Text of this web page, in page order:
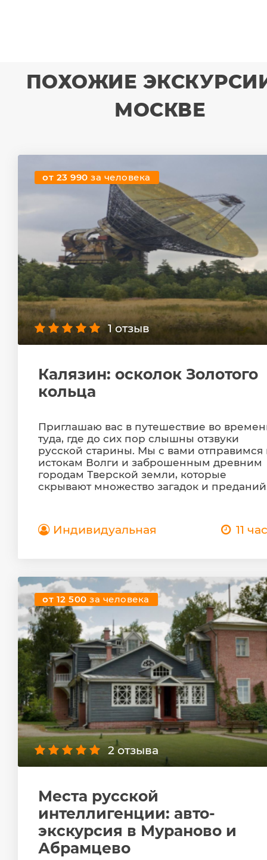
ПОХОЖИЕ
МОСКВЕ
от 23 990за человека
1 отзыв
Калязин: осколок Золотого
кольца
Приглашаю вас в путешествие во
туда, где до сих пор слышны отзвуки
русской старины. Мы с вами отправимся
истокам Волги и заброшенным древним
городам Тверской земли, которые
скрывают множество загадок и
Индивидуальная 11
от 12 500за человека
2 отзыва
Места русской
интеллигенции: авто-
экскурсия в Мураново и
Абрамцево